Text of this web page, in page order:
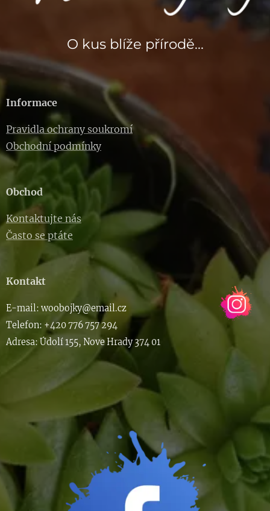
O kus blíže přírodě...
Informace
Pravidla ochrany soukromí
Obchodní podmínky
Obchod
Kontaktujte nás
Často se ptáte
Kontakt
E-mail: woobojky@email.cz
Telefon: +420 776 757 294
Adresa: Údolí 155, Nove Hrady 374 01